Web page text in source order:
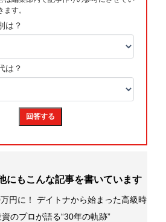
にもこんな記事を書いています
円に！ デイトナから始まった高級時
のプロが語る“30年の軌跡”